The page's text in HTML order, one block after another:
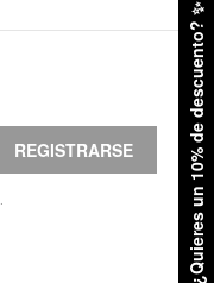
¿Quieres un 10% de descuento?
✨
REGISTRARSE
.